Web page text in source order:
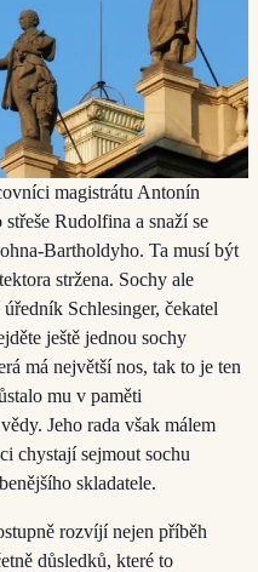
magistrátu Antonín
Rudolfina a snaží se
Bartholdyho. Ta musí být
stržena. Sochy ale
Schlesinger, čekatel
ještě jednou sochy
má největší nos, tak to je ten
mu v paměti
Jeho rada však málem
chystají sejmout sochu
skladatele.
rozvíjí nejen příběh
důsledků, které to